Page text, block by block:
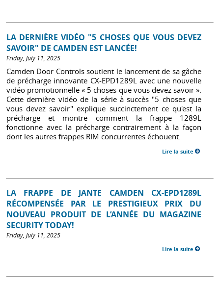
LA DERNIÈRE VIDÉO "5 CHOSES QUE VOUS DEVEZ
SAVOIR" DE CAMDEN EST LANCÉE!
Friday, July 11, 2025
Camden Door Controls soutient le lancement de sa gâche
de précharge innovante CX-EPD1289L avec une nouvelle
vidéo promotionnelle « 5 choses que vous devez savoir ».
Cette dernière vidéo de la série à succès "5 choses que
vous devez savoir" explique succinctement ce qu'est la
précharge et montre comment la frappe 1289L
fonctionne avec la précharge contrairement à la façon
dont les autres frappes RIM concurrentes échouent.
Lire la suite
LA FRAPPE DE JANTE CAMDEN CX-EPD1289L
RÉCOMPENSÉE PAR LE PRESTIGIEUX PRIX DU
NOUVEAU PRODUIT DE L’ANNÉE DU MAGAZINE
SECURITY TODAY!
Friday, July 11, 2025
Lire la suite